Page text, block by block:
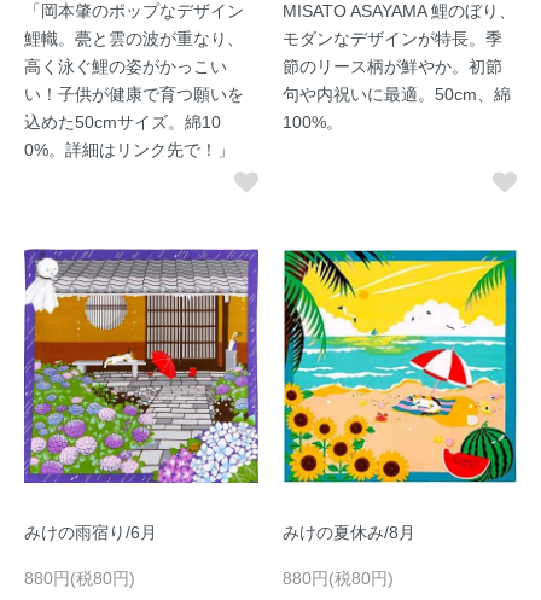
「岡本肇のポップなデザイン
鯉幟。甍と雲の波が重なり、
高く泳ぐ鯉の姿がかっこい
い！子供が健康で育つ願いを
込めた50cmサイズ。綿10
0%。詳細はリンク先で！」
MISATO ASAYAMA 鯉のぼり、
モダンなデザインが特長。季
節のリース柄が鮮やか。初節
句や内祝いに最適。50cm、綿
100%。
みけの雨宿り/6月
880円(税80円)
みけの夏休み/8月
880円(税80円)